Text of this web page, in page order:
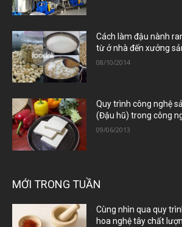
Cách làm đậu nành
từ ở nhà đến xưởng
08/10/2014
Quy trình công nghệ
(Đậu hũ) trong công
09/06/2013
MỚI TRONG TUẦN
Cùng nhìn qua quy
hoa nghệ tây chất